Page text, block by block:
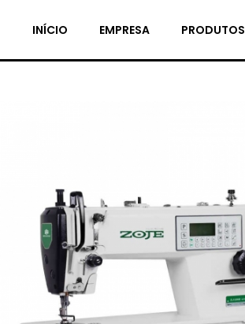
INÍCIO EMPRESA PRODUTOS